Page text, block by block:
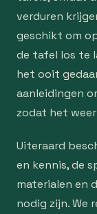
verduren
geschikt om
de tafel los te
het ooit
aanleidingen
zodat het
Uiteraard
en kennis, de
materialen en
nodig zijn. We